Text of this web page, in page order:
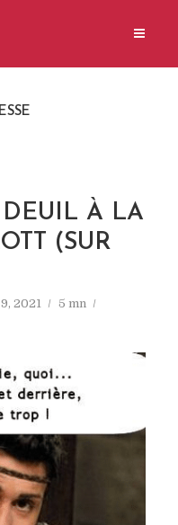
DEUIL À LA
(SUR
2021
5 mn